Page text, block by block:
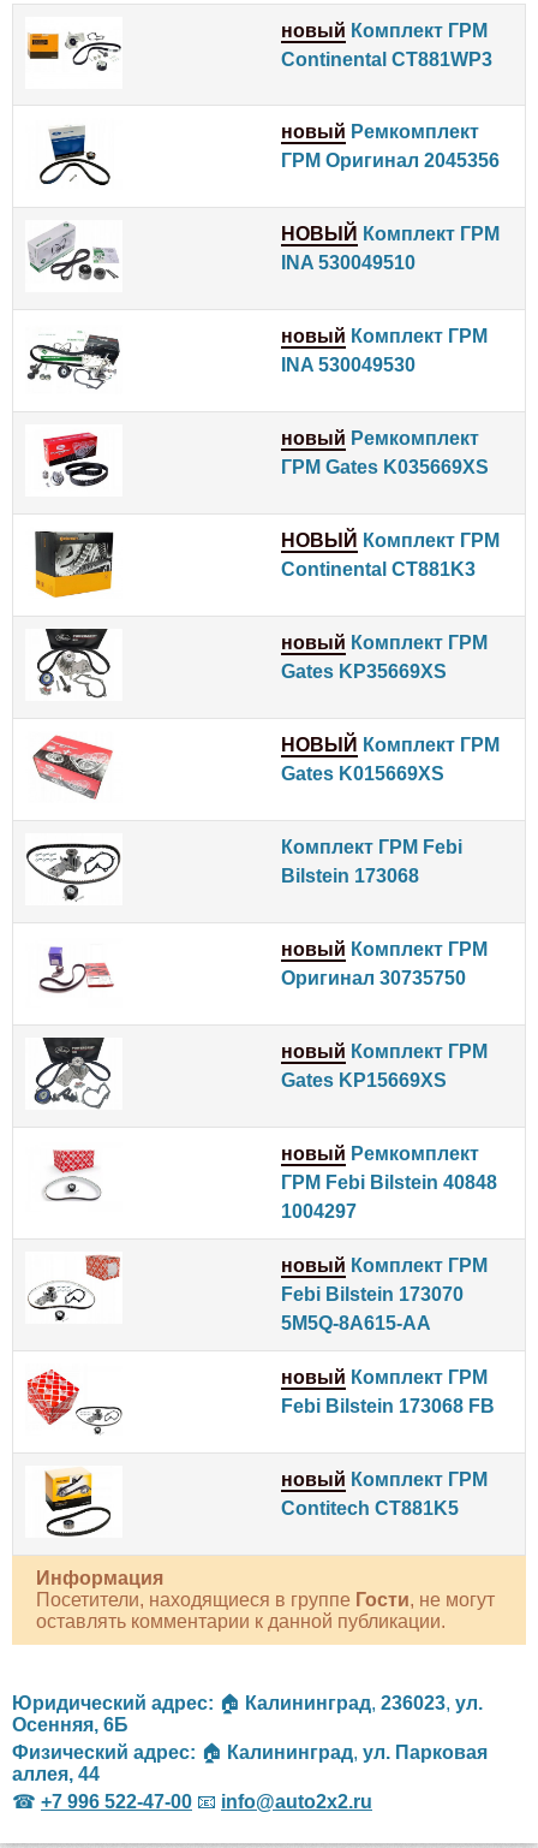
новый Комплект ГРМ
Continental CT881WP3
новый Ремкомплект
ГРМ Оригинал 2045356
НОВЫЙ Комплект ГРМ
INA 530049510
новый Комплект ГРМ
INA 530049530
новый Ремкомплект
ГРМ Gates K035669XS
НОВЫЙ Комплект ГРМ
Continental CT881K3
новый Комплект ГРМ
Gates KP35669XS
НОВЫЙ Комплект ГРМ
Gates K015669XS
Комплект ГРМ Febi
Bilstein 173068
новый Комплект ГРМ
Оригинал 30735750
новый Комплект ГРМ
Gates KP15669XS
новый Ремкомплект
ГРМ Febi Bilstein 40848
1004297
новый Комплект ГРМ
Febi Bilstein 173070
5M5Q-8A615-AA
новый Комплект ГРМ
Febi Bilstein 173068 FB
новый Комплект ГРМ
Contitech CT881K5
Информация
Посетители, находящиеся в группе Гости, не могут
оставлять комментарии к данной публикации.
Юридический адрес: 🏠 Калининград, 236023, ул.
Осенняя, 6Б
Физический адрес: 🏠 Калининград, ул. Парковая
аллея, 44
☎ +7 996 522-47-00 📧 info@auto2x2.ru